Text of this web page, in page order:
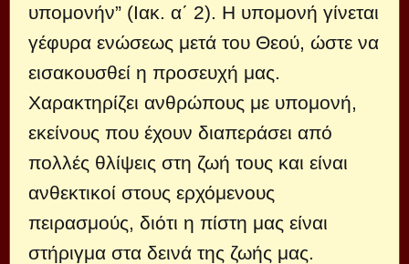
υπομονήν” (Ιακ. α΄ 2). Η υπομονή γίνεται
γέφυρα ενώσεως μετά του Θεού, ώστε να
εισακουσθεί η προσευχή μας.
Χαρακτηρίζει ανθρώπους με υπομονή,
εκείνους που έχουν διαπεράσει από
πολλές θλίψεις στη ζωή τους και είναι
ανθεκτικοί στους ερχόμενους
πειρασμούς, διότι η πίστη μας είναι
στήριγμα στα δεινά της ζωής μας.